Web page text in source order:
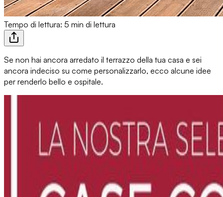
Tempo di lettura: 5 min di lettura
Se non hai ancora arredato il terrazzo della tua casa e sei
ancora indeciso su come personalizzarlo, ecco alcune idee
per renderlo bello e ospitale.